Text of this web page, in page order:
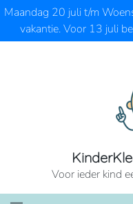
Ga naar de hoofdinhoud
Maandag 20 juli t/m
vakantie. Voor 13 juli
Voor ieder kind